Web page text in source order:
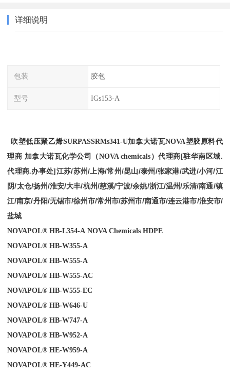
详细说明
包装 胶包
型号 IGs153-A
吹塑低压聚乙烯SURPASSRMs341-U加拿大诺瓦NOVA塑胶原料代
理商 加拿大诺瓦化学公司（NOVA chemicals ）代理商 [驻华南区域.
代理商.办事处] 江苏/苏州/上海/常州/昆山/泰州/张家港/武进/小河/江
阴/太仓/扬州/淮安/大丰/杭州/慈溪/宁波/余姚/浙江/温州/乐清/南通/镇
江/南京/丹阳/无锡市/徐州市/常州市/苏州市/南通市/连云港市/淮安市/
盐城
NOVAPOL® HB-L354-A NOVA Chemicals HDPE
NOVAPOL® HB-W355-A
NOVAPOL® HB-W555-A
NOVAPOL® HB-W555-AC
NOVAPOL® HB-W555-EC
NOVAPOL® HB-W646-U
NOVAPOL® HB-W747-A
NOVAPOL® HB-W952-A
NOVAPOL® HE-W959-A
NOVAPOL® HE-Y449-AC